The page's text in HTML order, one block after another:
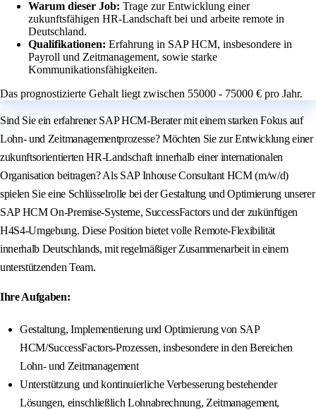
Warum dieser Job: Trage zur Entwicklung einer
zukunftsfähigen HR-Landschaft bei und arbeite remote in
Deutschland.
Qualifikationen: Erfahrung in SAP HCM, insbesondere in
Payroll und Zeitmanagement, sowie starke
Kommunikationsfähigkeiten.
Das prognostizierte Gehalt liegt zwischen 55000 - 75000 € pro Jahr.
Sind Sie ein erfahrener SAP HCM-Berater mit einem starken Fokus auf
Lohn- und Zeitmanagementprozesse? Möchten Sie zur Entwicklung einer
zukunftsorientierten HR-Landschaft innerhalb einer internationalen
Organisation beitragen? Als SAP Inhouse Consultant HCM (m/w/d)
spielen Sie eine Schlüsselrolle bei der Gestaltung und Optimierung unserer
SAP HCM On-Premise-Systeme, SuccessFactors und der zukünftigen
H4S4-Umgebung. Diese Position bietet volle Remote-Flexibilität
innerhalb Deutschlands, mit regelmäßiger Zusammenarbeit in einem
unterstützenden Team.
Ihre Aufgaben:
Gestaltung, Implementierung und Optimierung von SAP
HCM/SuccessFactors-Prozessen, insbesondere in den Bereichen
Lohn- und Zeitmanagement
Unterstützung und kontinuierliche Verbesserung bestehender
Lösungen, einschließlich Lohnabrechnung, Zeitmanagement,